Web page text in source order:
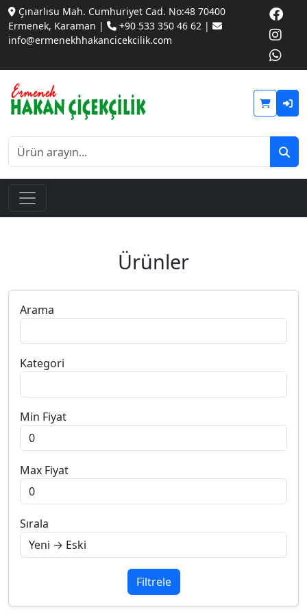
Çınarlısu Mah. Cumhuriyet Cad. No:48 70400
Ermenek, Karaman |
+90 533 350 46 62 |
info@ermenekhhakancicekcilik.com
Ürünler
Arama
Kategori
Min Fiyat
Max Fiyat
Sırala
Filtrele